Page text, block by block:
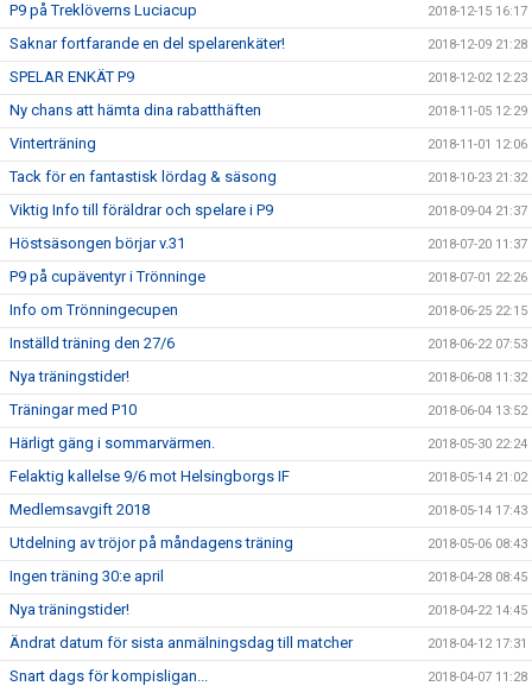
P9 på Treklöverns Luciacup 2018-12-15 16:17
Saknar fortfarande en del spelarenkäter! 2018-12-09 21:28
SPELAR ENKÄT P9 2018-12-02 12:23
Ny chans att hämta dina rabatthäften 2018-11-05 12:29
Vinterträning 2018-11-01 12:06
Tack för en fantastisk lördag & säsong 2018-10-23 21:32
Viktig Info till föräldrar och spelare i P9 2018-09-04 21:37
Höstsäsongen börjar v.31 2018-07-20 11:37
P9 på cupäventyr i Trönninge 2018-07-01 22:26
Info om Trönningecupen 2018-06-25 22:15
Inställd träning den 27/6 2018-06-22 07:53
Nya träningstider! 2018-06-08 11:32
Träningar med P10 2018-06-04 13:52
Härligt gäng i sommarvärmen. 2018-05-30 22:24
Felaktig kallelse 9/6 mot Helsingborgs IF 2018-05-14 21:02
Medlemsavgift 2018 2018-05-14 17:43
Utdelning av tröjor på måndagens träning 2018-05-06 08:43
Ingen träning 30:e april 2018-04-28 08:45
Nya träningstider! 2018-04-22 14:45
Ändrat datum för sista anmälningsdag till matcher 2018-04-12 17:31
Snart dags för kompisligan... 2018-04-07 11:28